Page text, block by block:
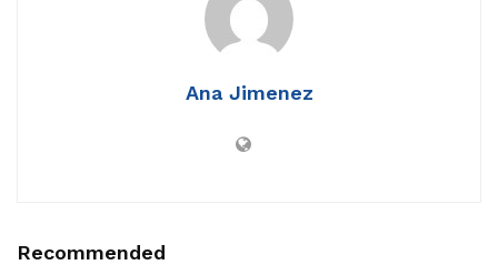
Ana Jimenez
Recommended